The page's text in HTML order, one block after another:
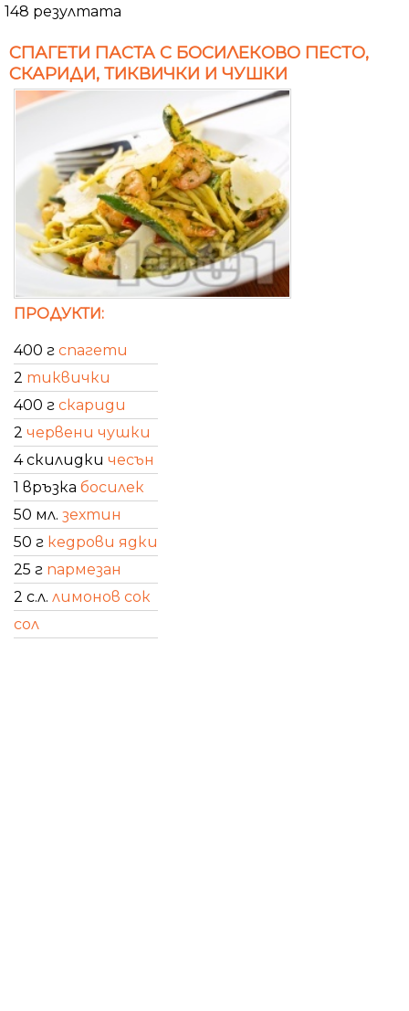
148 резултата
СПАГЕТИ ПАСТА С БОСИЛЕКОВО ПЕСТО,
СКАРИДИ, ТИКВИЧКИ И ЧУШКИ
ПРОДУКТИ:
400 г спагети
2 тиквички
400 г скариди
2 червени чушки
4 скилидки чесън
1 връзка босилек
50 мл. зехтин
50 г кедрови ядки
25 г пармезан
2 с.л. лимонов сок
сол